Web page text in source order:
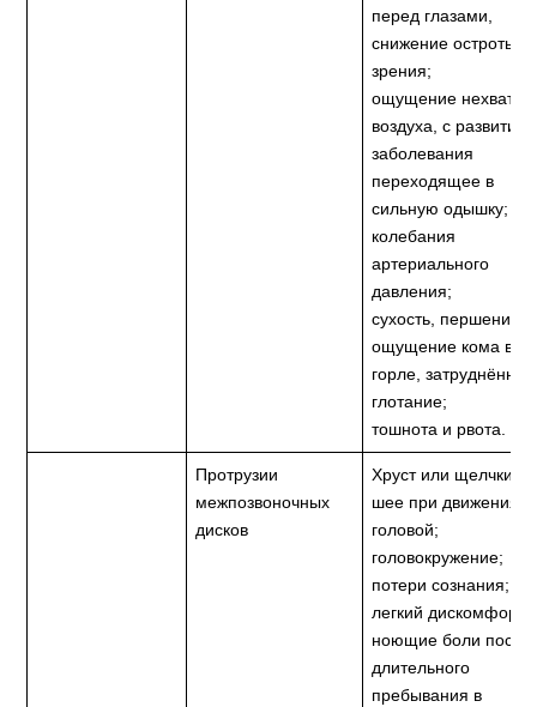
перед глазами,
снижение остроты
зрения;
ощущение нехватки
воздуха, с
заболевания
переходящее в
сильную одышку;
колебания
артериального
давления;
сухость, першение,
ощущение кома в
горле, затруднённое
глотание;
тошнота и рвота.
Протрузии
межпозвоночных
дисков
Хруст или щелчки в
шее при движениях
головой;
головокружение;
потери сознания;
легкий дискомфорт
ноющие боли после
длительного
пребывания в